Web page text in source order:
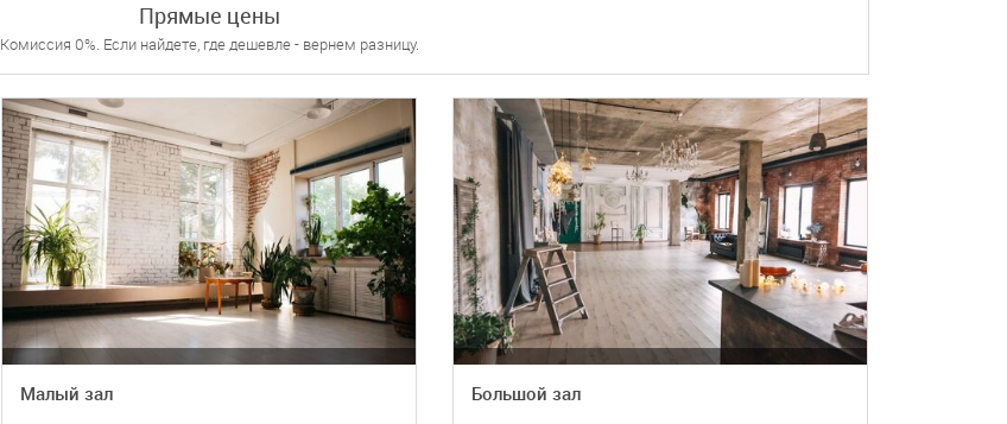
Прямые цены
Комиссия 0%. Если найдете, где дешевле - вернем разницу.
Малый зал Большой зал